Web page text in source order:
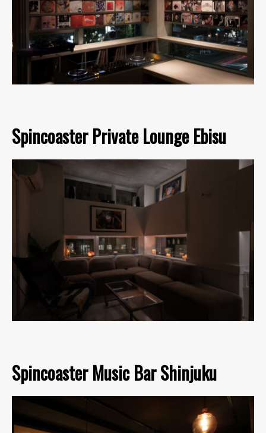
Spincoaster Private Lounge Ebisu
Spincoaster Music Bar Shinjuku